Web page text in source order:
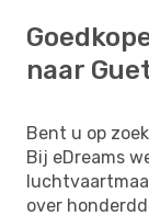
naar
Bent u op
Bij eDreams
over